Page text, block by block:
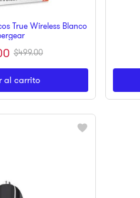
True Wireless Blanco
$499.00
al carrito